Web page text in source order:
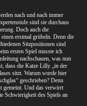
nach und nach immer
sind sie durchaus
Doch auch die
erstmal grübeln. Denn die
Sitzpositionen sind
ersten Spiel musste ich
nachschauen, was nun
dass die Katze Lilly „in der
sitzt. Warum wurde hier
geschrieben? Denn
gemeint. Und das verwirrt
Schwierigkeit des Spiels an